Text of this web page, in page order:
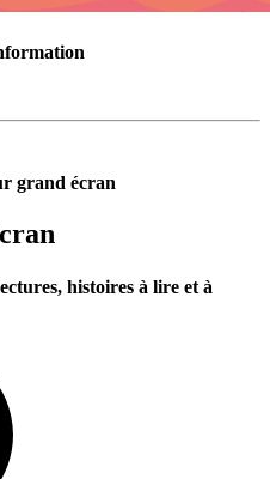
grand écran
histoires à lire et à